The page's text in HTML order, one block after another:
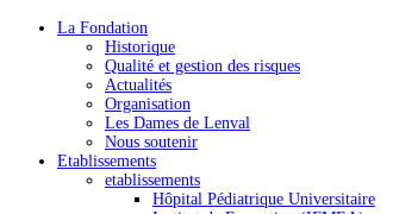
La Fondation
Historique
Qualité et gestion des risques
Actualités
Organisation
Les Dames de Lenval
Nous soutenir
Etablissements
etablissements
Hôpital Pédiatrique Universitaire